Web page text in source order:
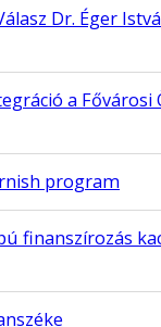
Dr. Éger
a
program
finanszírozás